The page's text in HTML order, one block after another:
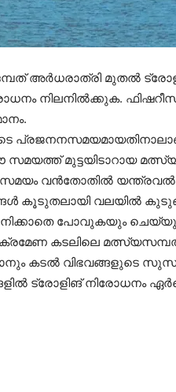
അര്‍ധരാത്രി മുതല്‍
നിലനില്‍ക്കുക.
മുട്ടയിടാറായ
വന്‍തോതില്‍
കൂടുതലായി വലയില്‍
പോവുകയും
കടലിലെ
കടല്‍ വിഭവങ്ങളുടെ
ട്രോളിങ് നിരോധനം